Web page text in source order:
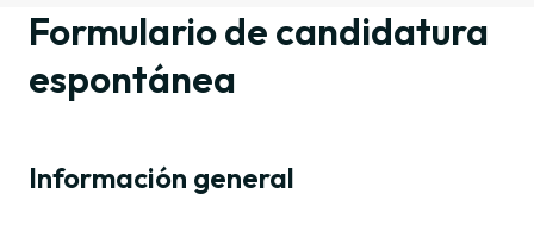
Formulario de candidatura
espontánea
Información general